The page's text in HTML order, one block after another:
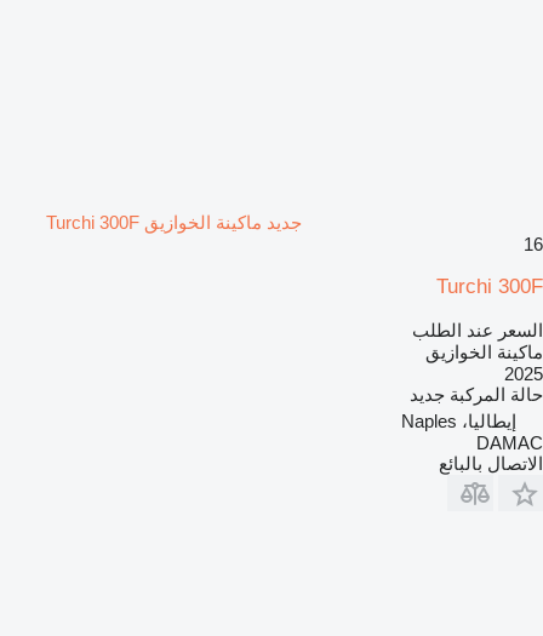
جديد ماكينة الخوازيق Turchi 300F
16
Turchi 300F
السعر عند الطلب
ماكينة الخوازيق
2025
حالة المركبة جديد
إيطاليا، Naples
DAMAC
الاتصال بالبائع